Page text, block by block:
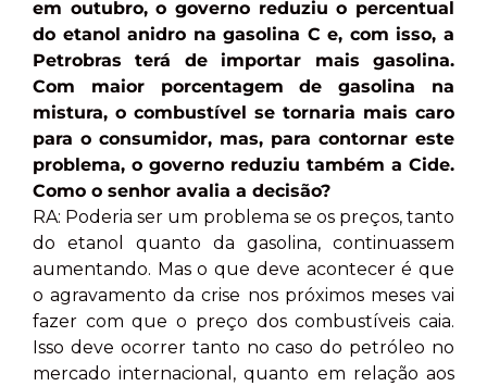
em outubro, o governo reduziu o percentual
do etanol anidro na gasolina C e, com isso, a
Petrobras terá de importar mais gasolina.
Com maior porcentagem de gasolina na
mistura, o combustível se tornaria mais caro
para o consumidor, mas, para contornar este
problema, o governo reduziu também a Cide.
Como o senhor avalia a decisão?
RA: Poderia ser um problema se os preços, tanto
do etanol quanto da gasolina, continuassem
aumentando. Mas o que deve acontecer é que
o agravamento da crise nos próximos meses vai
fazer com que o preço dos combustíveis caia.
Isso deve ocorrer tanto no caso do petróleo no
mercado internacional, quanto em relação aos